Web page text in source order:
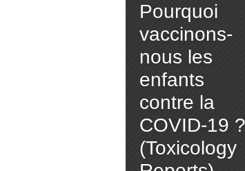
Pourquoi
vaccinons-
nous les
enfants
contre la
COVID-19 ?
(Toxicology